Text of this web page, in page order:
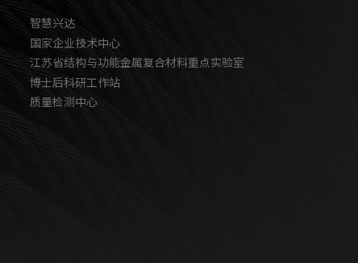
智慧兴达
国家企业技术中心
江苏省结构与功能金属复合材料重点实验室
博士后科研工作站
质量检测中心